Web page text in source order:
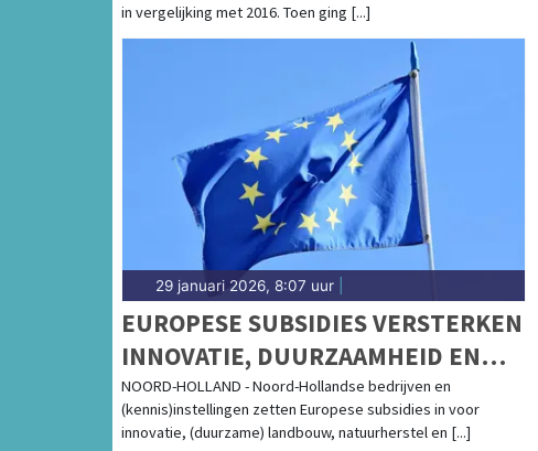
in vergelijking met 2016. Toen ging [...]
29 januari 2026, 8:07 uur
EUROPESE SUBSIDIES VERSTERKEN
INNOVATIE, DUURZAAMHEID EN
LANDBOUW IN NOORD-HOLLAND
NOORD-HOLLAND - Noord-Hollandse bedrijven en
(kennis)instellingen zetten Europese subsidies in voor
innovatie, (duurzame) landbouw, natuurherstel en [...]